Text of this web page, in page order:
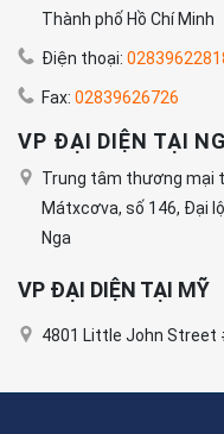
Thành phố Hồ Chí Minh
Điện thoại:
Fax: 02839626726
VP ĐẠI DIỆN TẠI
Trung tâm thương mại
Mátxcơva, số 146, Đại
Nga
VP ĐẠI DIỆN TẠI MỸ
4801 Little John Street